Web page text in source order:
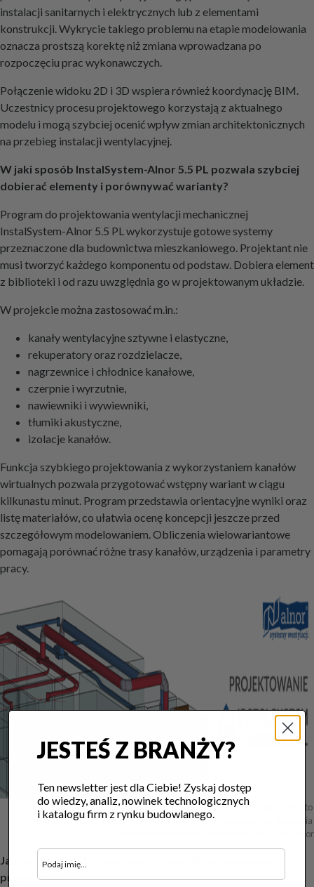
instalacji sanitarnych i elektrycznych lub z elementami
konstrukcji. Wykrycie takiego problemu na etapie modelowania
oznacza prostszą korektę niż zmiana wprowadzana po
rozpoczęciu prac wykonawczych.
Połączenie widoku 2D i 3D wspiera również koordynację BIM.
Uczestnicy procesu projektowego korzystają z aktualnego
modelu i mogą szybciej ocenić wpływ zmian architektonicznych
na przebieg instalacji wentylacyjnej.
W jaki sposób InstalSystem-Alnor 5.5 PL pozwala szybciej
dobierać elementy i porównywać warianty?
Program do projektowania wentylacji mechanicznej
InstalSystem-Alnor 5.5 PL wykorzystuje gotowe systemy
przeznaczone dla budownictwa mieszkaniowego. Projektant nie
musi tworzyć każdego komponentu od podstaw. Dobiera element
z biblioteki i od razu uwzględnia go w projektowanym układzie.
W projekcie można zastosować m.in.:
kanały wentylacyjne sztywne i elastyczne,
rekuperatory oraz rozdzielacze,
nagrzewnice i chłodnice kanałowe,
czerpnie i wyrzutnie,
nawiewniki i wywiewniki,
tłumiki akustyczne,
izolacje kanałów.
Funkcja szybkiego projektowania z wykorzystaniem kanałów
wirtualnych pozwala przygotować wstępny wariant w ciągu
kilkunastu minut. Program przedstawia orientacyjne wyniki oraz
listę materiałów, co ułatwia ocenę koncepcji jeszcze przed
szczegółowym modelowaniem. Obliczenia wielowariantowe
pomagają porównać różne trasy kanałów, urządzenia i parametry
pracy.
Projektowanie wentylacji mechanicznej w InstalSystem-Alnor 5.5 PL to
modelowanie, obliczenia
i dobór elementów w jednym narzędziu. Fot. Alnor
Jak kontrolować przepływy i straty ciśnienia podczas
projektowania?
JESTEŚ Z BRANŻY?
Ten newsletter jest dla Ciebie! Zyskaj dostęp
do wiedzy, analiz, nowinek technologicznych
i katalogu firm z rynku budowlanego.